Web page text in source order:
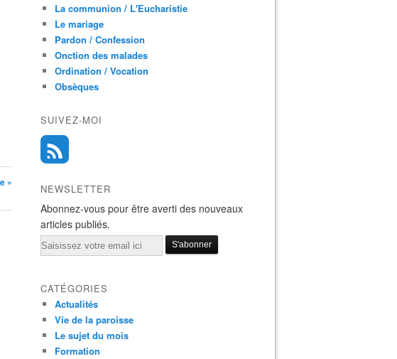
»
La communion / L'Eucharistie
Le mariage
Pardon / Confession
Onction des malades
Ordination / Vocation
Obsèques
SUIVEZ-MOI
NEWSLETTER
Abonnez-vous pour être averti des nouveaux
articles publiés.
Email
CATÉGORIES
Actualités
Vie de la paroisse
Le sujet du mois
Formation